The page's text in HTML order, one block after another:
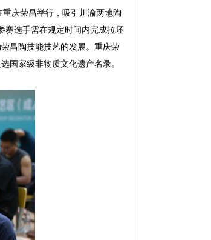
庆荣昌举行，吸引川渝两地陶
赛选手需在规定时间内完成拉坯
昌陶技能技艺的发展。重庆荣
国家级非物质文化遗产名录。